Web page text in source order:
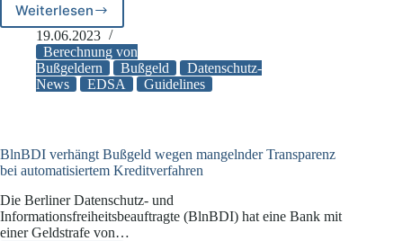
Weiterlesen
Neue
Leitlinien
zur
Bußgeld-
Berechnung
19.06.2023
Berechnung von
Bußgeldern
Bußgeld
Datenschutz-
News
EDSA Guidelines
BlnBDI verhängt Bußgeld wegen mangelnder Transparenz
bei automatisiertem Kreditverfahren
Die Berliner Datenschutz- und
Informationsfreiheitsbeauftragte (BlnBDI) hat eine Bank mit
einer Geldstrafe von…